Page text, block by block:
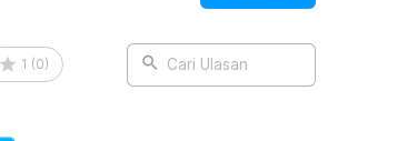
Kain lap telah dibekali tali
menggantung lap juga dapat
1 (0) Cari Ulasan